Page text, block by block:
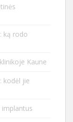
ką rodo
Kaune
kodėl jie